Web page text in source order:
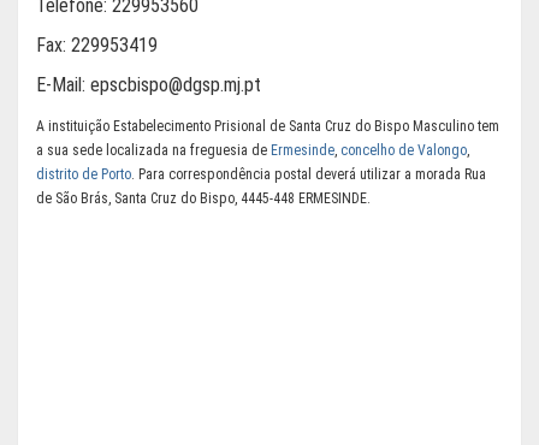
Telefone: 229953560
Fax: 229953419
E-Mail: epscbispo@dgsp.mj.pt
A instituição Estabelecimento Prisional de Santa Cruz do Bispo Masculino tem
a sua sede localizada na freguesia de Ermesinde, concelho de Valongo,
distrito de Porto. Para correspondência postal deverá utilizar a morada Rua
de São Brás, Santa Cruz do Bispo, 4445-448 ERMESINDE.